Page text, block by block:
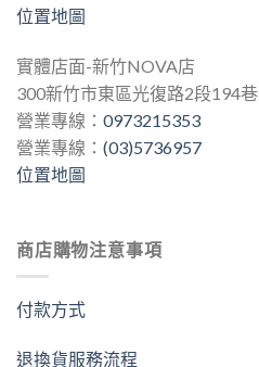
位置地圖
實體店面-新竹NOVA店
300新竹市東區光復路2段194
營業專線： 0973215353
營業專線： (03)5736957
位置地圖
商店購物注意事項
付款方式
退換貨服務流程